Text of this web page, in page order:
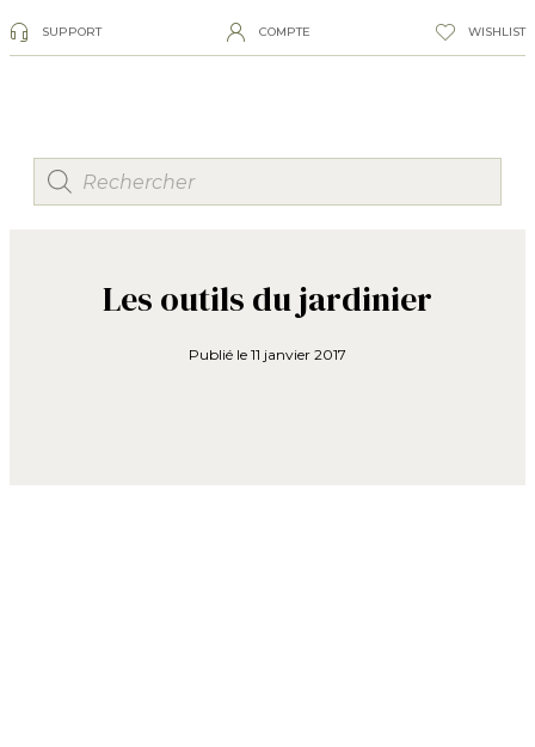
SUPPORT COMPTE WISHLIST
Les outils du jardinier
Publié le 11 janvier 2017